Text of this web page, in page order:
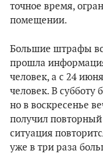
точное время,
помещении.
Большие штрафы
прошла
человек, а с 24
человек. В субботу
но в воскресенье
получил
ситуация
уже в три раза